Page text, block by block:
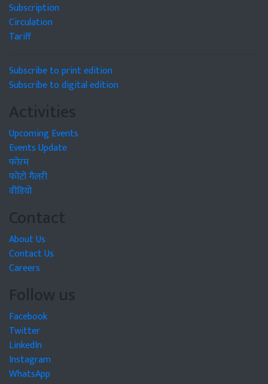
Subscription
Circulation
Tariff
Subscribe to print edition
Subscribe to digital edition
Activities
Upcoming Events
Events Update
फोरम
फोटो गैलरी
वीडियो
Contact
About Us
Contact Us
Careers
Follow us
Facebook
Twitter
LinkedIn
Instagram
WhatsApp